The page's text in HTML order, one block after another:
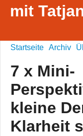
mit
Startseite Archiv
7 x Mini-
kleine
Klarheit